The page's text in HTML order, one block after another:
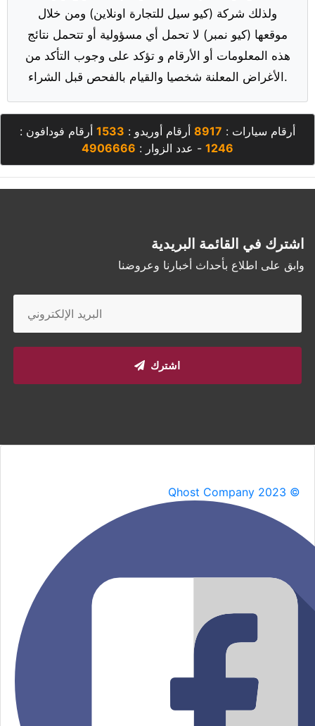
ولذلك شركة (كيو سيل للتجارة اونلاين) ومن خلال
موقعها (كيو نمبر) لا تحمل أي مسؤولية أو تتحمل نتائج
هذه المعلومات أو الأرقام و تؤكد على وجوب التأكد من
الأغراض المعلنة شخصيا والقيام بالفحص قبل الشراء.
أرقام سيارات : 8917 أرقام أوريدو : 1533 أرقام فودافون :
1246 - عدد الزوار : 4906666
اشترك في القائمة البريدية
وابق على اطلاع بأحداث أخبارنا وعروضنا
اشترك
Qhost Company 2023 ©